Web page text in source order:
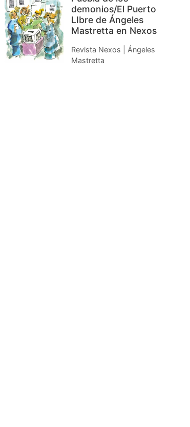
demonios/El Puerto
LIbre de Ángeles
Mastretta en Nexos
Revista Nexos | Ángeles
Mastretta